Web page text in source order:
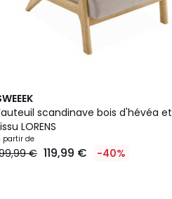
scandinave bois d'hévéa et
LORENS
partir de
€ 119,99 € -40%
4,3
/ 5